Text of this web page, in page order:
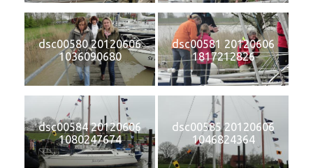
dsc00580 20120606
1036090680
dsc00581 20120606
1817212826
dsc00584 20120606
1080247674
dsc00585 20120606
1046824364